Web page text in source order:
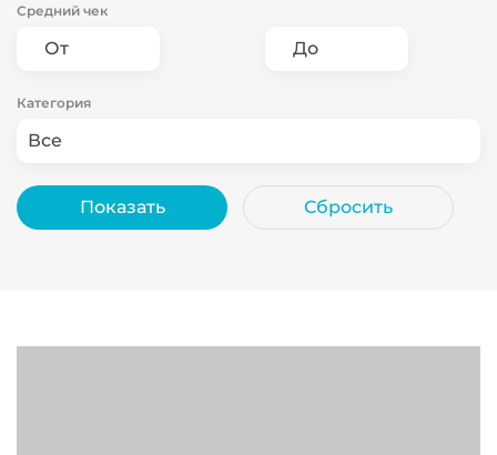
Средний чек
Категория
Все